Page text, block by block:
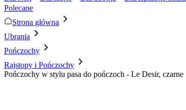
Polecane
Strona główna
Ubrania
Pończochy
Rajstopy i Pończochy
Pończochy w stylu pasa do pończoch - Le Desir, czarne